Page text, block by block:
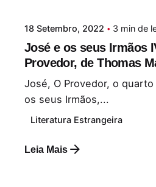
18 Setembro, 2022 3 min de
José e os seus Irmãos
Provedor, de Thomas
José, O Provedor, o
os seus Irmãos,...
Literatura Estrangeira
Leia Mais